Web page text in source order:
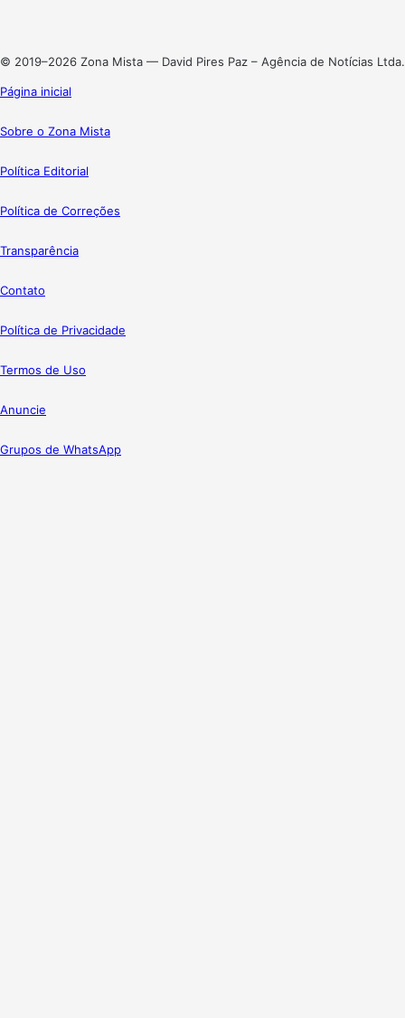
© 2019–2026 Zona Mista — David Pires Paz – Agência de Notícias Ltda.
Página inicial
Sobre o Zona Mista
Política Editorial
Política de Correções
Transparência
Contato
Política de Privacidade
Termos de Uso
Anuncie
Grupos de WhatsApp